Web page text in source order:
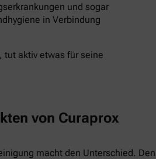
und sogar
in Verbindung
tut aktiv etwas für seine
von Curaprox
macht den Unterschied.